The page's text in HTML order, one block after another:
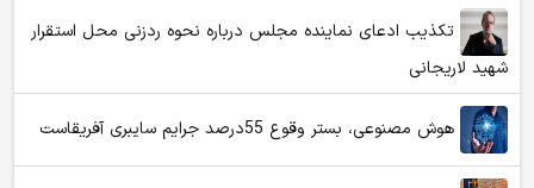
تکذیب ادعای نماینده مجلس درباره نحوه ردزنی محل استقرار
شهید لاریجانی
هوش مصنوعی، بستر وقوع 55درصد جرایم سایبری آفریقاست